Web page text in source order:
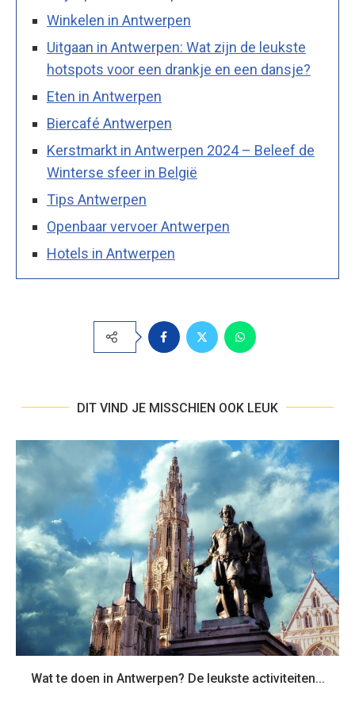
Winkelen in Antwerpen
Uitgaan in Antwerpen: Wat zijn de leukste
hotspots voor een drankje en een dansje?
Eten in Antwerpen
Biercafé Antwerpen
Kerstmarkt in Antwerpen 2024 – Beleef de
Winterse sfeer in België
Tips Antwerpen
Openbaar vervoer Antwerpen
Hotels in Antwerpen
DIT VIND JE MISSCHIEN OOK LEUK
Wat te doen in Antwerpen? De leukste activiteiten...